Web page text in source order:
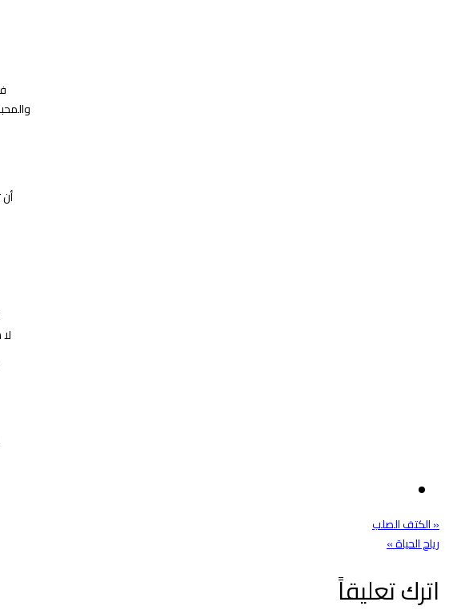
تصفّح
المقالات
« الكتف الصلب
رياح الحياة »
اترك تعليقاً